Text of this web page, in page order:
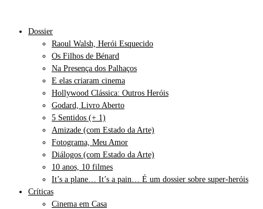
Dossier
Raoul Walsh, Herói Esquecido
Os Filhos de Bénard
Na Presença dos Palhaços
E elas criaram cinema
Hollywood Clássica: Outros Heróis
Godard, Livro Aberto
5 Sentidos (+ 1)
Amizade (com Estado da Arte)
Fotograma, Meu Amor
Diálogos (com Estado da Arte)
10 anos, 10 filmes
It’s a plane… It’s a pain… É um dossier sobre super-heróis
Críticas
Cinema em Casa